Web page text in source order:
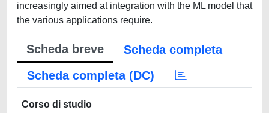
increasingly aimed at integration with the ML model that
the various applications require.
Scheda breve
Scheda completa
Scheda completa (DC)
Corso di studio